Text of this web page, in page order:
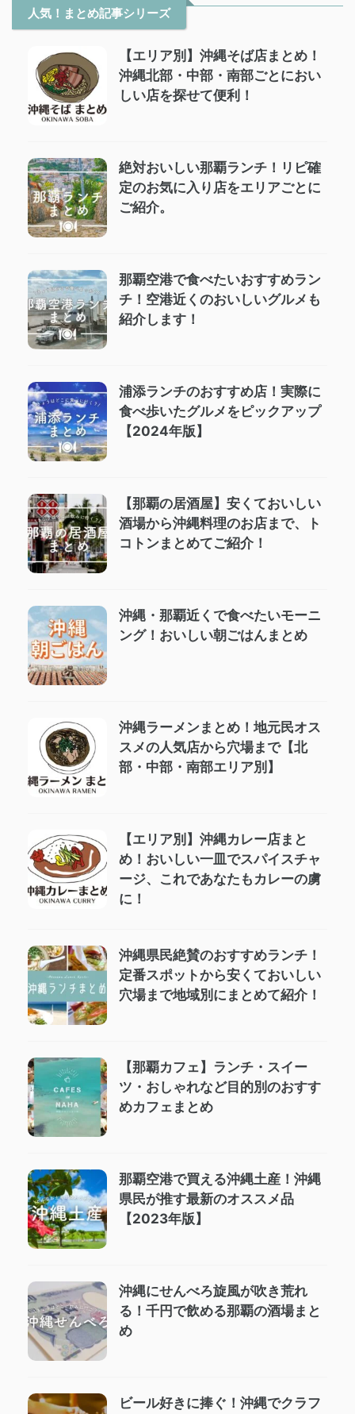
人気！まとめ記事シリーズ
【エリア別】沖縄そば店まとめ！
沖縄北部・中部・南部ごとにおい
しい店を探せて便利！
絶対おいしい那覇ランチ！リピ確
定のお気に入り店をエリアごとに
ご紹介。
那覇空港で食べたいおすすめラン
チ！空港近くのおいしいグルメも
紹介します！
浦添ランチのおすすめ店！実際に
食べ歩いたグルメをピックアップ
【2024年版】
【那覇の居酒屋】安くておいしい
酒場から沖縄料理のお店まで、ト
コトンまとめてご紹介！
沖縄・那覇近くで食べたいモーニ
ング！おいしい朝ごはんまとめ
沖縄ラーメンまとめ！地元民オス
スメの人気店から穴場まで【北
部・中部・南部エリア別】
【エリア別】沖縄カレー店まと
め！おいしい一皿でスパイスチャ
ージ、これであなたもカレーの虜
に！
沖縄県民絶賛のおすすめランチ！
定番スポットから安くておいしい
穴場まで地域別にまとめて紹介！
【那覇カフェ】ランチ・スイー
ツ・おしゃれなど目的別のおすす
めカフェまとめ
那覇空港で買える沖縄土産！沖縄
県民が推す最新のオススメ品
【2023年版】
沖縄にせんべろ旋風が吹き荒れ
る！千円で飲める那覇の酒場まと
め
ビール好きに捧ぐ！沖縄でクラフ